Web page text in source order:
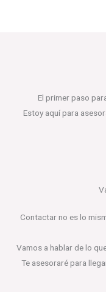
El primer paso
Estoy aquí para
Contactar no es lo
Vamos a hablar de lo
Te asesoraré para